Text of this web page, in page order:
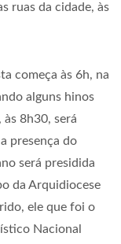
ruas da cidade, às
começa às 6h, na
alguns hinos
8h30, será
presença do
será presidida
da Arquidiocese
ele que foi o
Nacional